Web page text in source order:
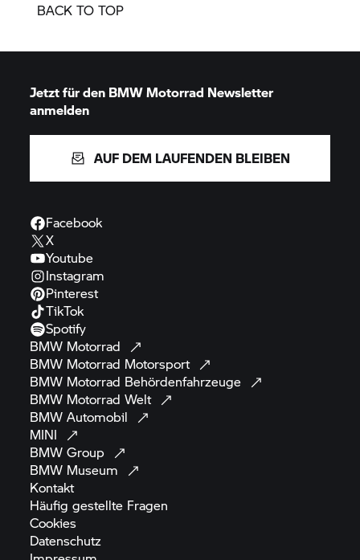
BACK TO TOP
Jetzt für den BMW Motorrad Newsletter
anmelden
AUF DEM LAUFENDEN BLEIBEN
Facebook
X
Youtube
Instagram
Pinterest
TikTok
Spotify
BMW Motorrad
BMW Motorrad Motorsport
BMW Motorrad Behördenfahrzeuge
BMW Motorrad Welt
BMWAutomobil
MINI
BMWGroup
BMW Museum
Kontakt
Häufig gestellte Fragen
Cookies
Datenschutz